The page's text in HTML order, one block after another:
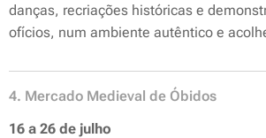
danças, recriações históricas e
ofícios, num ambiente autêntico e
4. Mercado Medieval de Óbidos
16 a 26 de julho